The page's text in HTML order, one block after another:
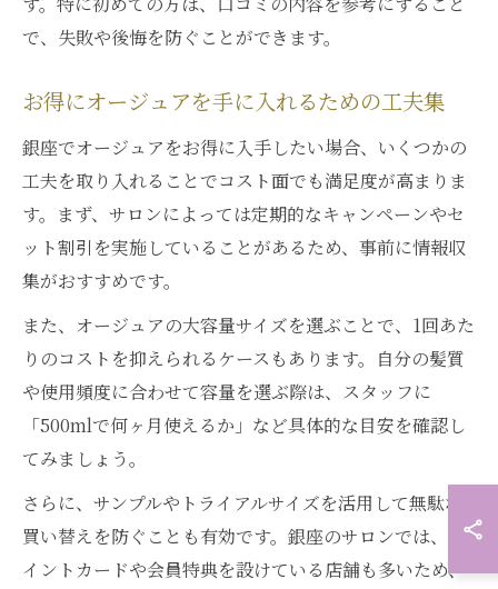
で、失敗や後悔を防ぐことができます。
お得にオージュアを手に入れるための工夫集
銀座でオージュアをお得に入手したい場合、いくつかの
工夫を取り入れることでコスト面でも満足度が高まりま
す。まず、サロンによっては定期的なキャンペーンやセ
ット割引を実施していることがあるため、事前に情報収
集がおすすめです。
また、オージュアの大容量サイズを選ぶことで、1回あた
りのコストを抑えられるケースもあります。自分の髪質
や使用頻度に合わせて容量を選ぶ際は、スタッフに
「500mlで何ヶ月使えるか」など具体的な目安を確認し
てみましょう。
さらに、サンプルやトライアルサイズを活用して無駄な
買い替えを防ぐことも有効です。銀座のサロンでは、ポ
イントカードや会員特典を設けている店舗も多いため、